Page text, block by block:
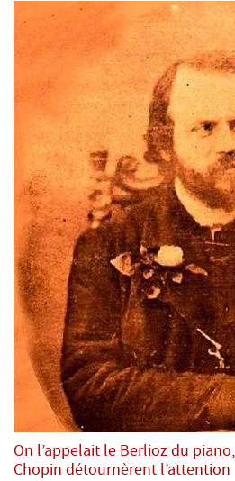
On l’appelait le Berlioz du
Chopin détournèrent l’attention